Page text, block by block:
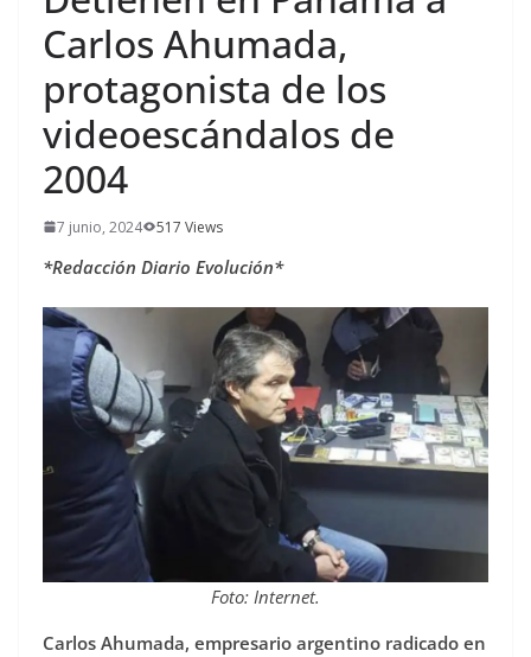
Carlos Ahumada,
protagonista de los
videoescándalos de
2004
7 junio, 2024 517 Views
*Redacción Diario Evolución*
Foto: Internet.
Carlos Ahumada, empresario argentino radicado en